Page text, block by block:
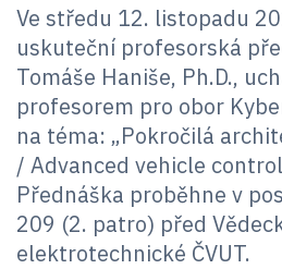
Ve středu 12. listopadu
uskuteční profesorská
Tomáše Haniše, Ph.D.,
profesorem pro obor
na téma: „Pokročilá
/ Advanced vehicle
Přednáška proběhne v
209 (2. patro) před
elektrotechnické ČVUT.